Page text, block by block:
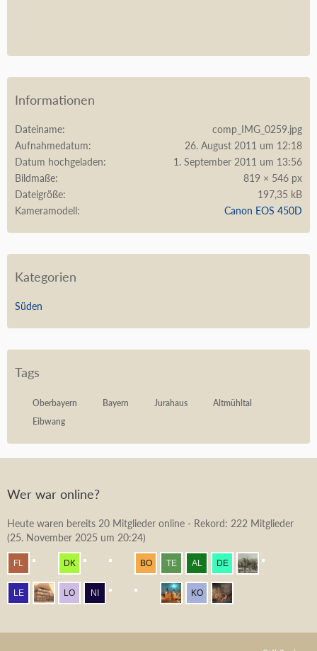
Informationen
Dateiname
comp_IMG_0259.jpg
Aufnahmedatum
26. August 2011 um 12:18
Datum hochgeladen
1. September 2011 um 13:56
Bildmaße
819 × 546 px
Dateigröße
197,35 kB
Kameramodell
Canon EOS 450D
Kategorien
Süden
Tags
Oberbayern Bayern Jurahaus
Altmühltal
Eibwang
Wer war online?
Heute waren bereits 20 Mitglieder online - Rekord: 222 Mitglieder
(25. November 2025 um 20:24)